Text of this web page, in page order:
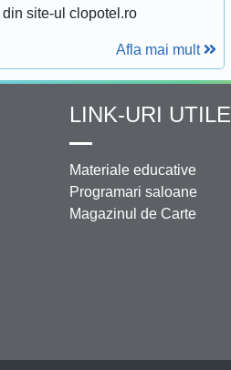
din site-ul clopotel.ro
Afla mai mult
LINK-URI UTILE
Materiale educative
Programari saloane
Magazinul de Carte